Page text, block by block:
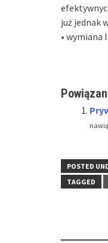
już jednak
• wymiana
POSTED
TAGGED